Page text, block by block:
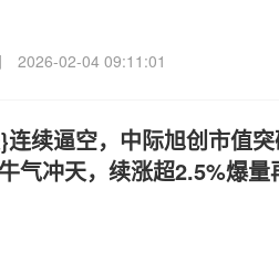
2026-02-04 09:11:01
续逼空，中际旭创市值
气冲天，续涨超2.5%爆量